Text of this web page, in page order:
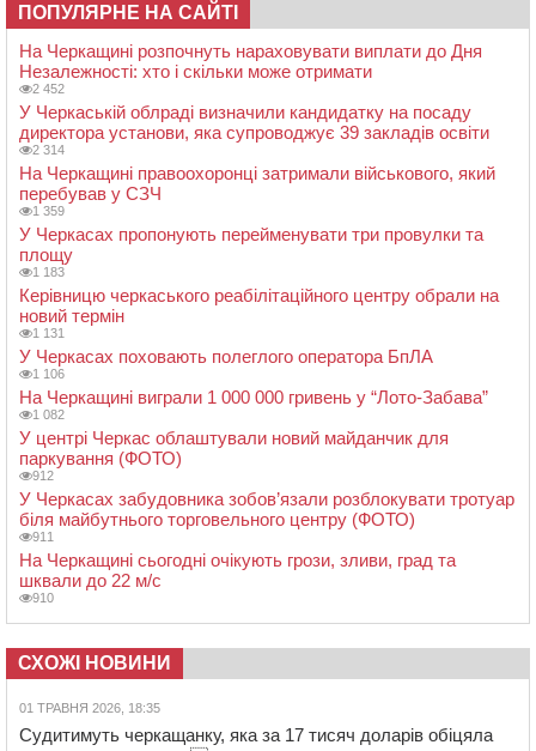
ПОПУЛЯРНЕ НА САЙТІ
На Черкащині розпочнуть нараховувати виплати до Дня
Незалежності: хто і скільки може отримати
2 452
У Черкаській облраді визначили кандидатку на посаду
директора установи, яка супроводжує 39 закладів освіти
2 314
На Черкащині правоохоронці затримали військового, який
перебував у СЗЧ
1 359
У Черкасах пропонують перейменувати три провулки та
площу
1 183
Керівницю черкаського реабілітаційного центру обрали на
новий термін
1 131
У Черкасах поховають полеглого оператора БпЛА
1 106
На Черкащині виграли 1 000 000 гривень у “Лото-Забава”
1 082
У центрі Черкас облаштували новий майданчик для
паркування (ФОТО)
912
У Черкасах забудовника зобов’язали розблокувати тротуар
біля майбутнього торговельного центру (ФОТО)
911
На Черкащині сьогодні очікують грози, зливи, град та
шквали до 22 м/с
910
СХОЖІ НОВИНИ
01 ТРАВНЯ 2026, 18:35
Судитимуть черкащанку, яка за 17 тисяч доларів обіцяла